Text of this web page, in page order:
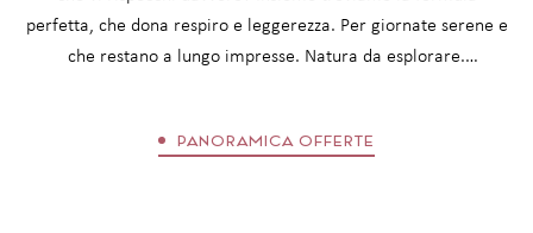
perfetta, che dona respiro e leggerezza. Per giornate serene e
che restano a lungo impresse. Natura da esplorare.
lascia un’impronta: equilibrante, ispirante, sostenibile.
PANORAMICA OFFERTE